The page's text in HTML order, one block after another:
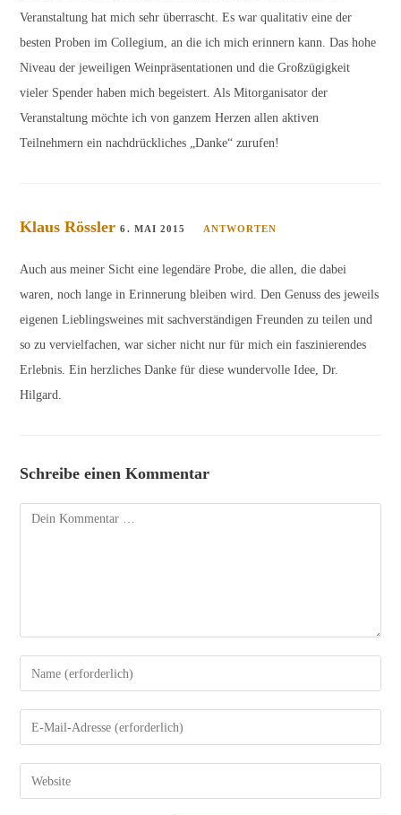
Veranstaltung hat mich sehr überrascht. Es war qualitativ eine der
besten Proben im Collegium, an die ich mich erinnern kann. Das hohe
Niveau der jeweiligen Weinpräsentationen und die Großzügigkeit
vieler Spender haben mich begeistert. Als Mitorganisator der
Veranstaltung möchte ich von ganzem Herzen allen aktiven
Teilnehmern ein nachdrückliches „Danke“ zurufen!
Klaus Rössler 6. MAI 2015 ANTWORTEN
Auch aus meiner Sicht eine legendäre Probe, die allen, die dabei
waren, noch lange in Erinnerung bleiben wird. Den Genuss des jeweils
eigenen Lieblingsweines mit sachverständigen Freunden zu teilen und
so zu vervielfachen, war sicher nicht nur für mich ein faszinierendes
Erlebnis. Ein herzliches Danke für diese wundervolle Idee, Dr.
Hilgard.
Schreibe einen Kommentar
Kommentar
Gib
deinen
oder
Benutzernamen
Gib
deine
Mail-
Gib
deine